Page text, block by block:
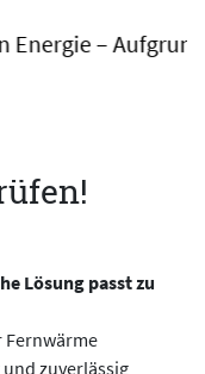
rechtlichen
Lösung passt zu
Fernwärme
zuverlässig